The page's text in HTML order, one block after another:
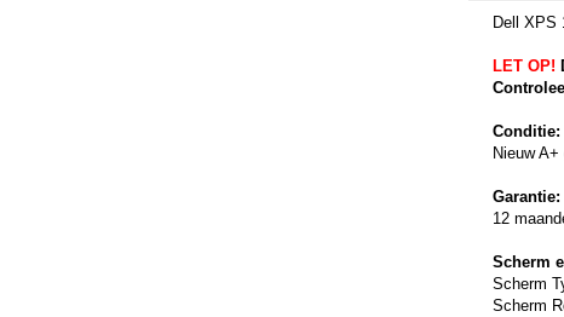
Dell XPS
LET OP!
Conditie:
Nieuw A+
Garantie:
12
Scherm
Scherm
Scherm